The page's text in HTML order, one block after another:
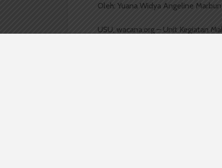
Oleh: Yuana Widya Angeline Marbun
USU, wacana.org – Unit Kegiatan